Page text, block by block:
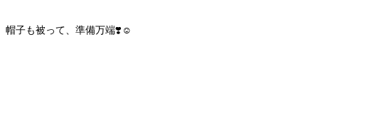
帽子も被って、準備万端❣️☺️